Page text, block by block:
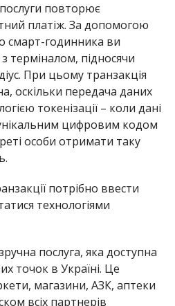
повторює
платіж. За допомогою
смарт-годинника ви
терміналом, підносячи
При цьому транзакція
оскільки передача даних
токенізації – коли дані
цифровим кодом
особи отримати таку
потрібно ввести
технологіями
послуга, яка доступна
точок в Україні. Це
магазини, АЗК, аптеки
всіх партнерів